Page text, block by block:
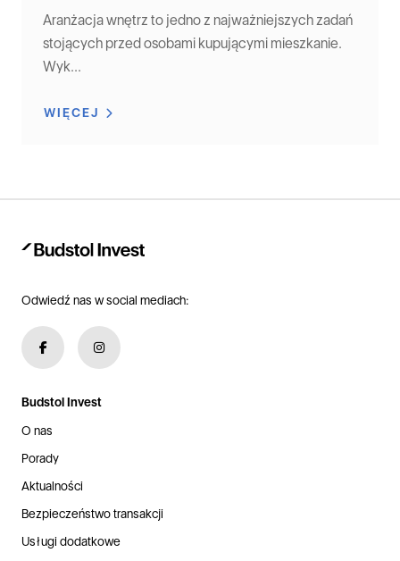
Aranżacja wnętrz to jedno z najważniejszych zadań
stojących przed osobami kupującymi mieszkanie.
Wyk...
WIĘCEJ
Odwiedź nas w social mediach:
Budstol Invest
O nas
Porady
Aktualności
Bezpieczeństwo transakcji
Usługi dodatkowe